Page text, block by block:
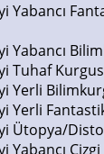
Tuhaf
Yerli
Yerli
Ütopya/
Çizgi